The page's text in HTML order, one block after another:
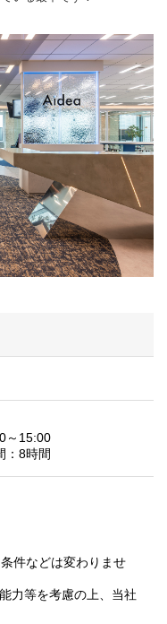
～15:00
：8時間
件などは変わりませ
力等を考慮の上、当社